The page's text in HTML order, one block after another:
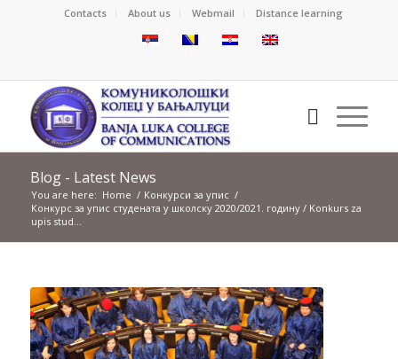
Contacts About us Webmail Distance learning
Blog - Latest News
You are here: Home / Конкурси за упис /
Конкурс за упис студената у школску 2020/2021. годину / Konkurs za
upis stud...